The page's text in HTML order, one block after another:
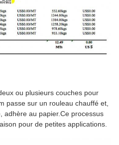
ou plusieurs couches pour
passe sur un rouleau chauffé et,
adhère au papier.Ce processus
pour de petites applications.